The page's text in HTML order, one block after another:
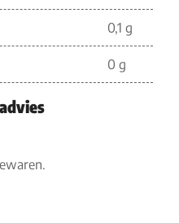
0,1 g
0 g